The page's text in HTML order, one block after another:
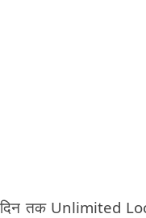
तक Unlimited